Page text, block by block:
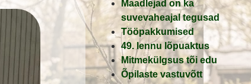
Maadlejad on ka
suvevaheajal tegusad
Tööpakkumised
49. lennu lõpuaktus
Mitmekülgsus tõi edu
Õpilaste vastuvõtt